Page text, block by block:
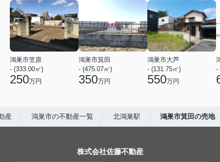
鴻巣市笠原
- (333.00㎡)
250万円
鴻巣市箕田
- (475.07㎡)
350万円
鴻巣市大芦
- (131.75㎡)
550万円
-
産 鴻巣市の不動産一覧 北鴻巣駅 鴻巣市箕田の売地
株式会社佐藤不動産